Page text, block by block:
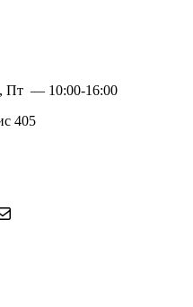
Пт — 10:00-16:00
405